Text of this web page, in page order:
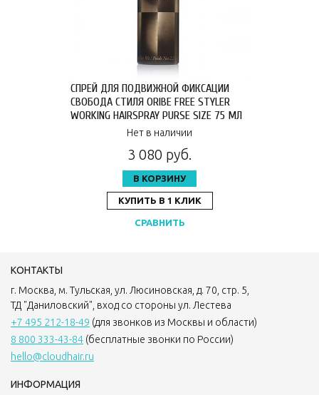
СПРЕЙ ДЛЯ ПОДВИЖНОЙ ФИКСАЦИИ
СВОБОДА СТИЛЯ ORIBE FREE STYLER
WORKING HAIRSPRAY PURSE SIZE 75 МЛ
Нет в наличии
3 080 руб.
В КОРЗИНУ
КУПИТЬ В 1 КЛИК
СРАВНИТЬ
КОНТАКТЫ
г. Москва, м. Тульская, ул. Люсиновская, д. 70, стр. 5,
ТД "Даниловский", вход со стороны ул. Лестева
+7 495 212-18-49 (для звонков из Москвы и области)
8 800 333-43-84 (бесплатные звонки по России)
hello@cloudhair.ru
ИНФОРМАЦИЯ